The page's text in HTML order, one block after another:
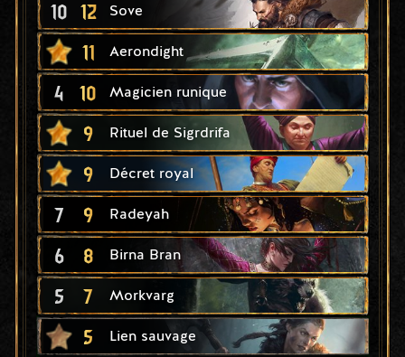
10 12 Sove
11 Aerondight
4 10 Magicien runique
9 Rituel de Sigrdrifa
9 Décret royal
7 9 Radeyah
6 8 Birna Bran
5 7 Morkvarg
5 Lien sauvage